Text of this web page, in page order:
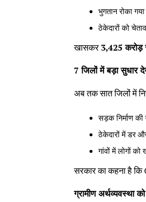
भुगतान रोका गया
ठेकेदारों को
खासकर 3,425करोड़
7जिलों में बड़ा सुधार
अब तक सात जिलों में
सड़क निर्माण
ठेकेदारों में डर
गांवों में लोगों
सरकार का कहना है
ग्रामीण अर्थव्यवस्था